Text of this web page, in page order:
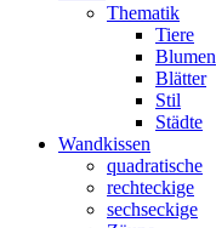
Thematik
Tiere
Blumen
Blätter
Stil
Städte
Wandkissen
quadratische
rechteckige
sechseckige